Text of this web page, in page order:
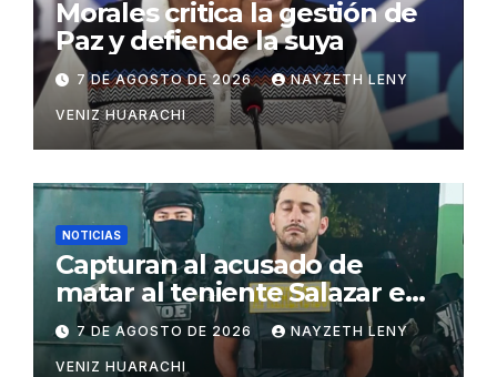
Morales critica la gestión de
Paz y defiende la suya
7 DE AGOSTO DE 2026 NAYZETH LENY
VENIZ HUARACHI
NOTICIAS
Capturan al acusado de
matar al teniente Salazar en
San Matías
7 DE AGOSTO DE 2026 NAYZETH LENY
VENIZ HUARACHI